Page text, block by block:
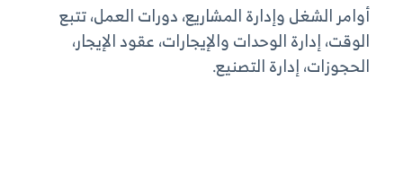
أوامر الشغل وإدارة المشاريع،دورات العمل،تتبع
الوقت،إدارة الوحدات والإيجارات،عقود الإيجار،
الحجوزات،إدارة التصنيع.